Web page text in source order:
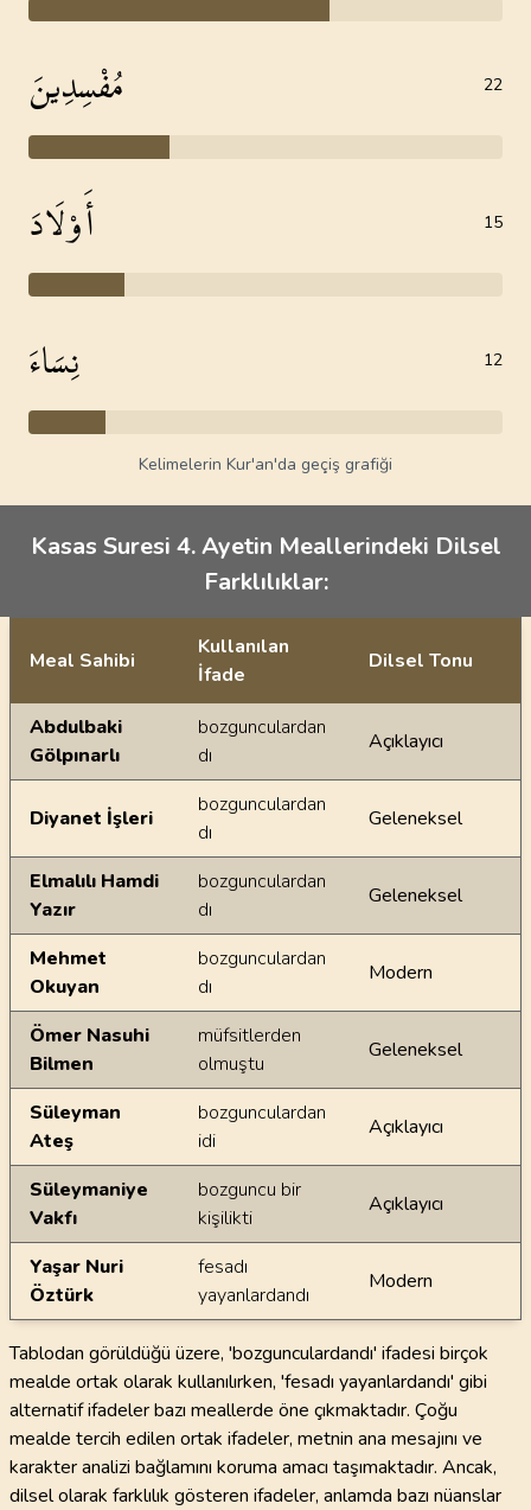
مُفْسِدِينَ 22
أَوْلَادَ 15
نِسَاءَ 12
Kelimelerin Kur'an'da geçiş grafiği
Kasas Suresi 4. Ayetin Meallerindeki Dilsel
Farklılıklar:
Ayetin meallerindeki dilsel farklılıklar
Meal Sahibi
Kullanılan
İfade
Dilsel Tonu
Abdulbaki
Gölpınarlı
bozgunculardan
dı
Açıklayıcı
Diyanet İşleri
bozgunculardan
dı
Geleneksel
Elmalılı Hamdi
Yazır
bozgunculardan
dı
Geleneksel
Mehmet
Okuyan
bozgunculardan
dı
Modern
Ömer Nasuhi
Bilmen
müfsitlerden
olmuştu
Geleneksel
Süleyman
Ateş
bozgunculardan
idi
Açıklayıcı
Süleymaniye
Vakfı
bozguncu bir
kişilikti
Açıklayıcı
Yaşar Nuri
Öztürk
fesadı
yayanlardandı
Modern
Tablodan görüldüğü üzere, 'bozgunculardandı' ifadesi birçok
mealde ortak olarak kullanılırken, 'fesadı yayanlardandı' gibi
alternatif ifadeler bazı meallerde öne çıkmaktadır. Çoğu
mealde tercih edilen ortak ifadeler, metnin ana mesajını ve
karakter analizi bağlamını koruma amacı taşımaktadır. Ancak,
dilsel olarak farklılık gösteren ifadeler, anlamda bazı nüanslar